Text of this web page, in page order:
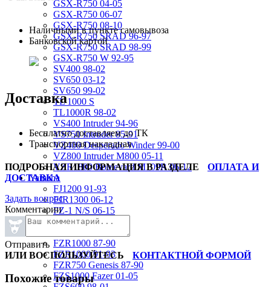
GSX-R750 04-05
GSX-R750 06-07
GSX-R750 08-10
GSX-R750 SRAD 96-97
GSX-R750 SRAD 98-99
GSX-R750 W 92-95
SV400 98-02
SV650 03-12
SV650 99-02
TL 1000 S
TL1000R 98-02
VS400 Intruder 94-96
VS750 Intruder 85-91
VZ400 Desperado Winder 99-00
VZ800 Intruder M800 05-11
VZR1800 Boulevard M109R 06-12
Yamaha
FJ1200 91-93
FJR1300 06-12
FZ-1 N/S 06-15
FZ-6 N/S 04-07
FZR1000 87-90
FZR1000 91-93
FZR750 Genesis 87-90
FZS1000 Fazer 01-05
Наличными в пункте самовывоза
Банковской картой
Доставка
Бесплатно доставляем до ТК
Транспортная накладная
ПОДРОБНАЯ ИНФОРМАЦИЯ В РАЗДЕЛЕ
ОПЛАТА И
ДОСТАВКА
Задать вопрос
Комментарии
Отправить
ИЛИ ВОСПОЛЬЗУЙТЕСЬ
КОНТАКТНОЙ ФОРМОЙ
Похожие товары